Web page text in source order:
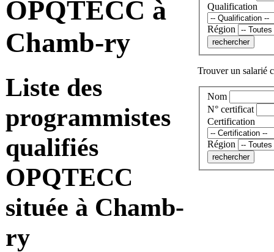
OPQTECC à
Chamb-ry
Liste des
programmistes
qualifiés
OPQTECC
située à Chamb-
ry
Qualification
Région
Trouver un salarié
Nom
N° certificat
Certification
Région